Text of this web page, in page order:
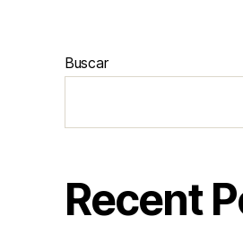
Buscar
Recent